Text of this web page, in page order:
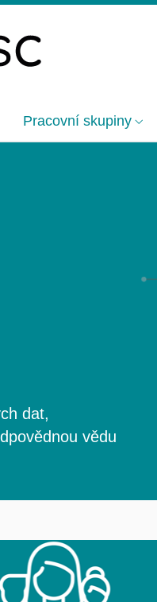
Pracovní skupiny
dat,
vědu